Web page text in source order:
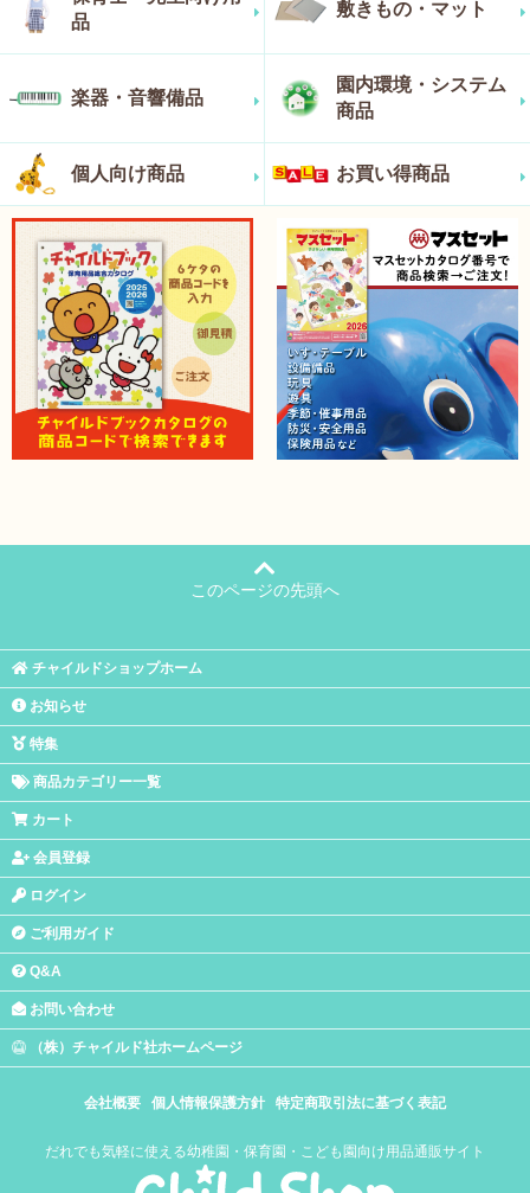
品
敷きもの・マット
楽器・音響備品
園内環境・システム
商品
個人向け商品 お買い得商品
このページの先頭へ
チャイルドショップホーム
お知らせ
特集
商品カテゴリー一覧
カート
会員登録
ログイン
ご利用ガイド
Q&A
お問い合わせ
（株）チャイルド社ホームページ
会社概要 個人情報保護方針 特定商取引法に基づく表記
だれでも気軽に使える幼稚園・保育園・こども園向け用品通販サイト